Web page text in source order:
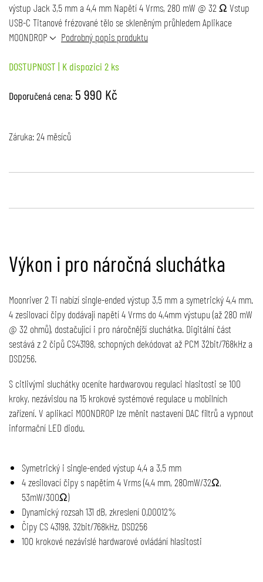
výstup Jack 3,5 mm a 4,4 mm Napětí 4 Vrms, 280 mW @ 32 Ω Vstup
USB-C Titanové frézované tělo se skleněným průhledem Aplikace
MOONDROP
Podrobný popis produktu
DOSTUPNOST | K dispozici 2 ks
Doporučená cena: 5 990 Kč
Záruka: 24 měsíců
Výkon i pro náročná sluchátka
Moonriver 2 Ti nabízí single-ended výstup 3,5 mm a symetrický 4,4 mm.
4 zesilovací čipy dodávají napětí 4 Vrms do 4,4mm výstupu (až 280 mW
@ 32 ohmů), dostačující i pro náročnější sluchátka. Digitální část
sestává z 2 čipů CS43198, schopných dekódovat až PCM 32bit/768kHz a
DSD256.
S citlivými sluchátky oceníte hardwarovou regulaci hlasitosti se 100
kroky, nezávislou na 15 krokové systémové regulace u mobilních
zařízení. V aplikaci MOONDROP lze měnit nastavení DAC filtrů a vypnout
informační LED diodu.
Symetrický i single-ended výstup 4,4 a 3,5 mm
4 zesilovací čipy s napětím 4 Vrms (4,4 mm, 280mW/32Ω,
53mW/300Ω)
Dynamický rozsah 131 dB, zkreslení 0,00012%
Čipy CS 43198, 32bit/768kHz, DSD256
100 krokové nezávislé hardwarové ovládání hlasitosti